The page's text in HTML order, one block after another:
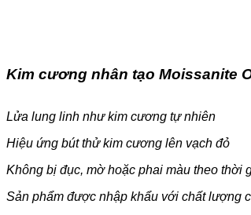
Kim cương nhân tạo Moissanite
Lửa lung linh như kim cương tự nhiên
Hiệu ứng bút thử kim cương lên vạch đỏ
Không bị đục, mờ hoặc phai màu theo thời
Sản phẩm được nhập khẩu với chất lượng